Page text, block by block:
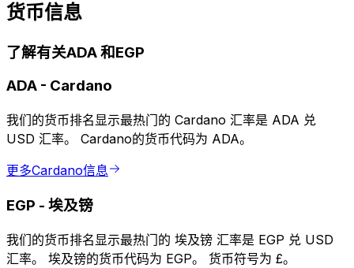
货币信息
了解有关ADA 和EGP
ADA - Cardano
我们的货币排名显示最热门的 Cardano 汇率是 ADA 兑
USD 汇率。 Cardano的货币代码为 ADA。
更多Cardano信息
EGP - 埃及镑
我们的货币排名显示最热门的 埃及镑 汇率是 EGP 兑 USD
汇率。 埃及镑的货币代码为 EGP。 货币符号为 £。